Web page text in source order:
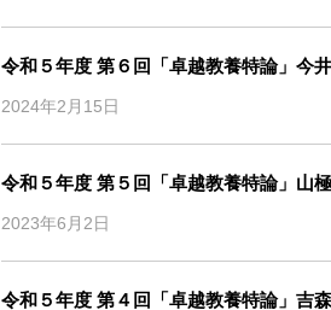
令和５年度 第６回「卓越教養特論」今
2024年2月15日
令和５年度 第５回「卓越教養特論」山
2023年6月2日
令和５年度 第４回「卓越教養特論」吉